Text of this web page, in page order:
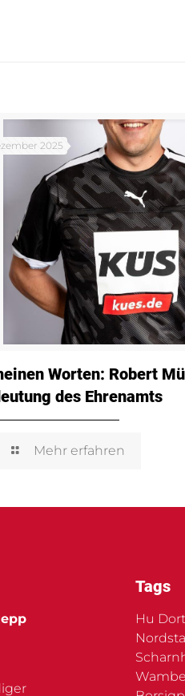
2025
Worten: Robert
des Ehrenamts
Mehr erfahren
Tags
Hu